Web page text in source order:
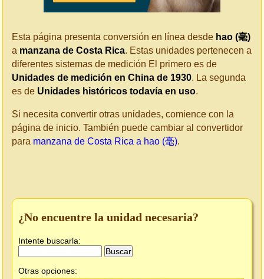
Esta página presenta conversión en línea desde hao (毫)
a manzana de Costa Rica. Estas unidades pertenecen a
diferentes sistemas de medición El primero es de
Unidades de medición en China de 1930. La segunda
es de Unidades históricos todavía en uso.
Si necesita convertir otras unidades, comience con la
página de inicio. También puede cambiar al convertidor
para manzana de Costa Rica a hao (毫).
¿No encuentre la unidad necesaria?
Intente buscarla:
Otras opciones: